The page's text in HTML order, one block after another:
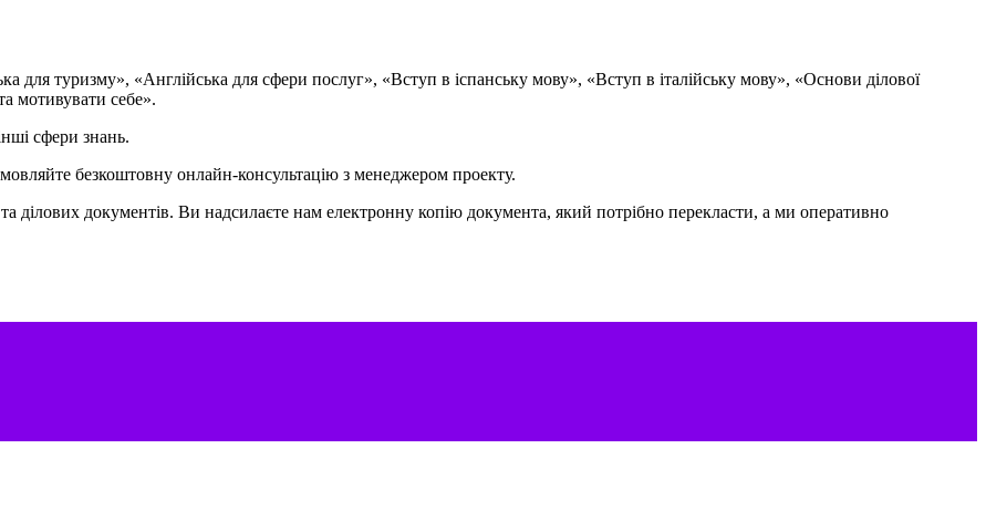
для туризму», «Англійська для сфери послуг», «Вступ в іспанську мову», «Вступ в італійську мову», «Основи ділової
мотивувати себе».
сфери знань.
безкоштовну онлайн-консультацію з менеджером проекту.
ділових документів. Ви надсилаєте нам електронну копію документа, який потрібно перекласти, а ми оперативно